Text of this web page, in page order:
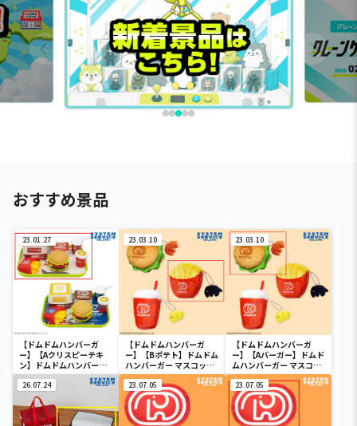
おすすめ景品
23.01.27
【ドムドムハンバーガ
ー】【Aクリスピーチキ
ン】ドムドムハンバーガ
ー ファーストフードおも
ちゃセット
23.03.10
【ドムドムハンバーガ
ー】【Bポテト】ドムドム
ハンバーガー マスコット
付きポーチ
23.03.10
【ドムドムハンバーガ
ー】【Aバーガー】ドムド
ムハンバーガー マスコッ
ト付きポーチ
26.07.24 23.07.05 23.07.05